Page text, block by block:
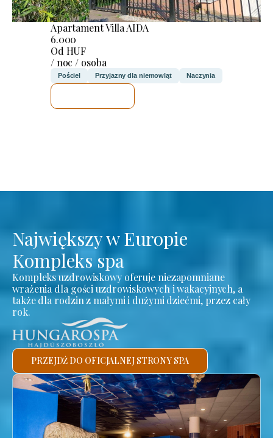
Apartament Villa AIDA
6.000
Od HUF
/ noc / osoba
Pościel Przyjazny dla niemowląt Naczynia
Największy w Europie
Kompleks spa
Kompleks uzdrowiskowy oferuje niezapomniane
wrażenia dla gości uzdrowiskowych i wakacyjnych, a
także dla rodzin z małymi i dużymi dziećmi, przez cały
rok.
PRZEJDŹ DO OFICJALNEJ STRONY SPA